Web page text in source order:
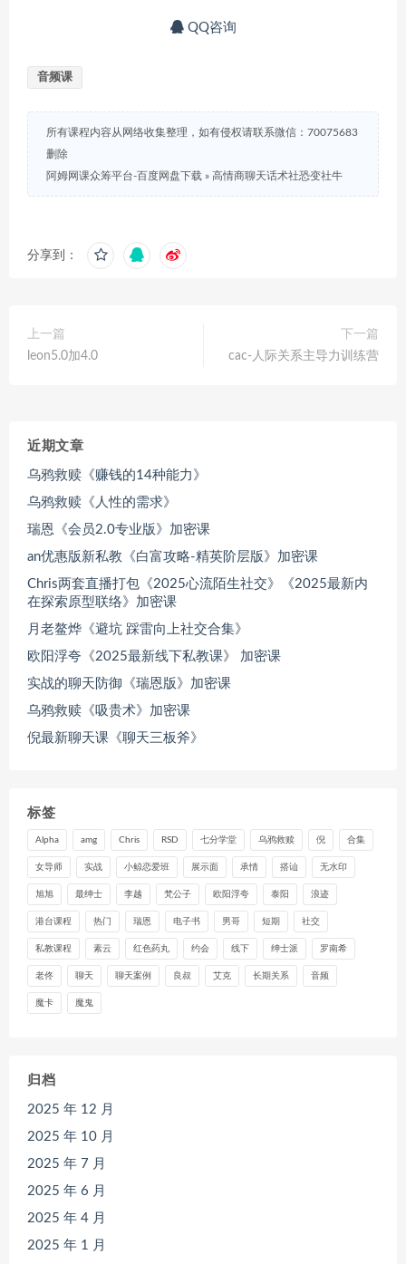
QQ咨询
音频课
所有课程内容从网络收集整理，如有侵权请联系微信：70075683
删除
阿姆网课众筹平台-百度网盘下载 » 高情商聊天话术社恐变社牛
分享到：
上一篇
leon5.0加4.0
下一篇
cac-人际关系主导力训练营
近期文章
乌鸦救赎《赚钱的14种能力》
乌鸦救赎《人性的需求》
瑞恩《会员2.0专业版》加密课
an优惠版新私教《白富攻略-精英阶层版》加密课
Chris两套直播打包《2025心流陌生社交》《2025最新内
在探索原型联络》加密课
月老鳌烨《避坑 踩雷向上社交合集》
欧阳浮夸《2025最新线下私教课》 加密课
实战的聊天防御《瑞恩版》加密课
乌鸦救赎《吸贵术》加密课
倪最新聊天课《聊天三板斧》
标签
Alpha amg Chris RSD 七分学堂 乌鸦救赎 倪 合集
女导师 实战 小鲸恋爱班 展示面 承情 搭讪 无水印
旭旭 最绅士 李越 梵公子 欧阳浮夸 泰阳 浪迹
港台课程 热门 瑞恩 电子书 男哥 短期 社交
私教课程 素云 红色药丸 约会 线下 绅士派 罗南希
老佟 聊天 聊天案例 良叔 艾克 长期关系 音频
魔卡 魔鬼
归档
2025 年 12 月
2025 年 10 月
2025 年 7 月
2025 年 6 月
2025 年 4 月
2025 年 1 月